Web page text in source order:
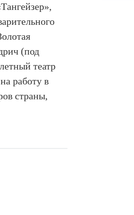
(под
театр
работу в
страны,